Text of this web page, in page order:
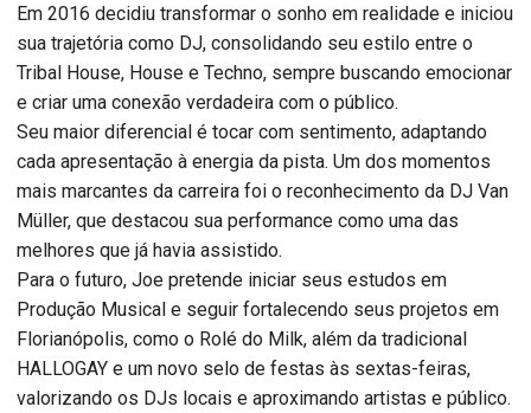
Em 2016 decidiu transformar o sonho em realidade e iniciou
sua trajetória como DJ, consolidando seu estilo entre o
Tribal House, House e Techno, sempre buscando emocionar
e criar uma conexão verdadeira com o público.
Seu maior diferencial é tocar com sentimento, adaptando
cada apresentação à energia da pista. Um dos momentos
mais marcantes da carreira foi o reconhecimento da DJ Van
Müller, que destacou sua performance como uma das
melhores que já havia assistido.
Para o futuro, Joe pretende iniciar seus estudos em
Produção Musical e seguir fortalecendo seus projetos em
Florianópolis, como o Rolé do Milk, além da tradicional
HALLOGAY e um novo selo de festas às sextas-feiras,
valorizando os DJs locais e aproximando artistas e público.